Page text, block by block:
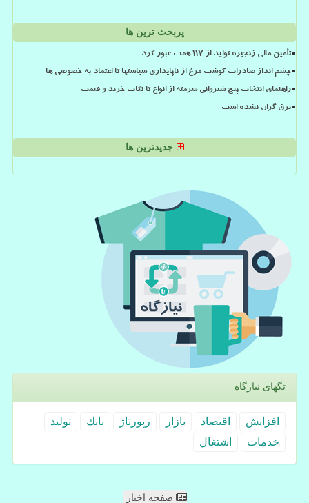
پربحث ترین ها
تأمین مالی زنجیره تولید از ۱۱۷ همت عبور کرد
چشم انداز صادرات گوشت مرغ از ناپایداری سیاستها تا اعتماد به خصوصی ها
راهنمای انتخاب پیچ شیروانی سرمته از انواع تا نکات خرید و قیمت
برق گران نشده است
جدیدترین ها
تگهای نیازگاه
افزایش اقتصاد بازار رپورتاژ بانك
تولید
خدمات
اشتغال
صفحه اخبار